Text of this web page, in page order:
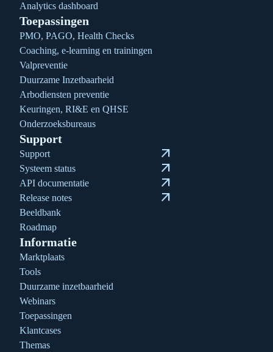
Analytics dashboard
Toepassingen
PMO, PAGO, Health Checks
Coaching, e-learning en trainingen
Valpreventie
Duurzame Inzetbaarheid
Arbodiensten preventie
Keuringen, RI&E en QHSE
Onderzoeksbureaus
Support
Support arrow_outward
Systeem status arrow_outward
API documentatie arrow_outward
Release notes arrow_outward
Beeldbank
Roadmap
Informatie
Marktplaats
Tools
Duurzame inzetbaarheid
Webinars
Toepassingen
Klantcases
Themas